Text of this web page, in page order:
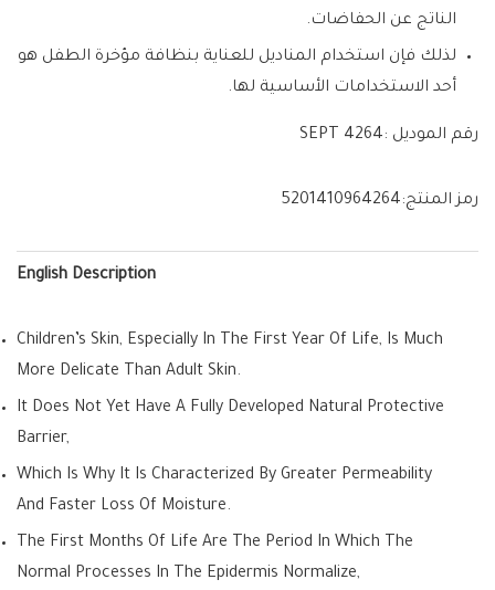
الناتج عن الحفاضات.
لذلك فإن استخدام المناديل للعناية بنظافة مؤخرة الطفل هو
أحد الاستخدامات الأساسية لها.
رقم الموديل :SEPT 4264
رمز المنتج:5201410964264
English Description
Children’s Skin, Especially In The First Year Of Life, Is Much
More Delicate Than Adult Skin.
It Does Not Yet Have A Fully Developed Natural Protective
Barrier,
Which Is Why It Is Characterized By Greater Permeability
And Faster Loss Of Moisture.
The First Months Of Life Are The Period In Which The
Normal Processes In The Epidermis Normalize,